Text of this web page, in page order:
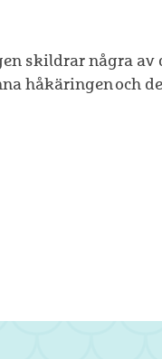
skildrar några av
håkäringen och